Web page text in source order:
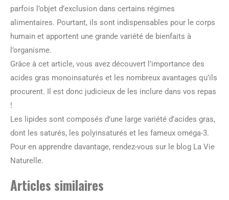
parfois l’objet d’exclusion dans certains régimes
alimentaires. Pourtant, ils sont indispensables pour le corps
humain et apportent une grande variété de bienfaits à
l’organisme.
Grâce à cet article, vous avez découvert l’importance des
acides gras monoinsaturés et les nombreux avantages qu’ils
procurent. Il est donc judicieux de les inclure dans vos repas
!
Les lipides sont composés d’une large variété d’acides gras,
dont les saturés, les polyinsaturés et les fameux oméga-3.
Pour en apprendre davantage, rendez-vous sur le blog La Vie
Naturelle.
Articles similaires